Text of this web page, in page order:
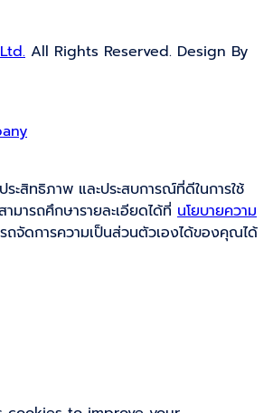
All Rights Reserved. Design By
ะสิทธิภาพ และประสบการณ์ที่ดีในการใช้
ารถศึกษารายละเอียดได้ที่ นโยบายความ
รถจัดการความเป็นส่วนตัวเองได้ของคุณได้